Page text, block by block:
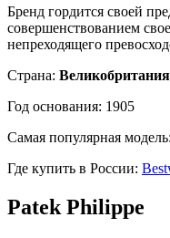
Бренд гордится своей
совершенствованием
непреходящего
Страна: Великобритания
Год основания: 1905
Самая популярная
Где купить в России:
Patek Philippe